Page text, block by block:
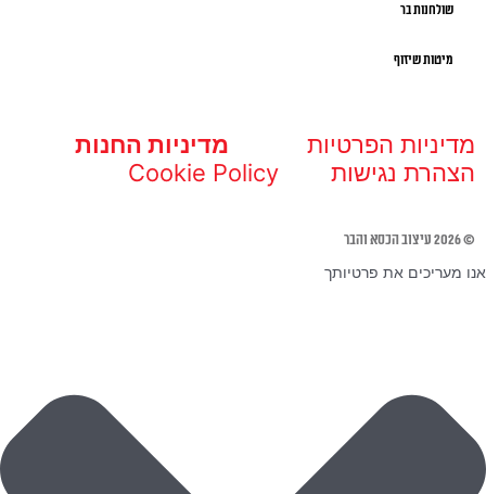
שולחנות בר
מיטות שיזוף
מדיניות הפרטיות
מדיניות החנות
הצהרת נגישות
Cookie Policy
© 2026 עיצוב הכסא והבר
אנו מעריכים את פרטיותך